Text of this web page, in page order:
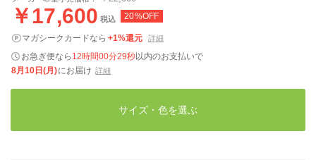
￥17,600 税込 20%OFF
マガシークカードなら +1%還元 詳細
お急ぎ便なら 12時間00分28秒以内のお支払いで
8月10日(月)にお届け 詳細
サイズ・色を選ぶ